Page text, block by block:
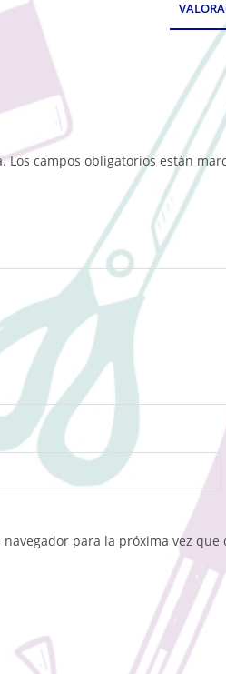
Los campos obligatorios están
para la próxima vez que